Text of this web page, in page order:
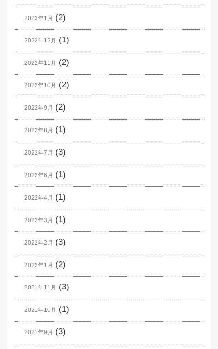
2023年1月 (2)
2022年12月 (1)
2022年11月 (2)
2022年10月 (2)
2022年9月 (2)
2022年8月 (1)
2022年7月 (3)
2022年6月 (1)
2022年4月 (1)
2022年3月 (1)
2022年2月 (3)
2022年1月 (2)
2021年11月 (3)
2021年10月 (1)
2021年9月 (3)